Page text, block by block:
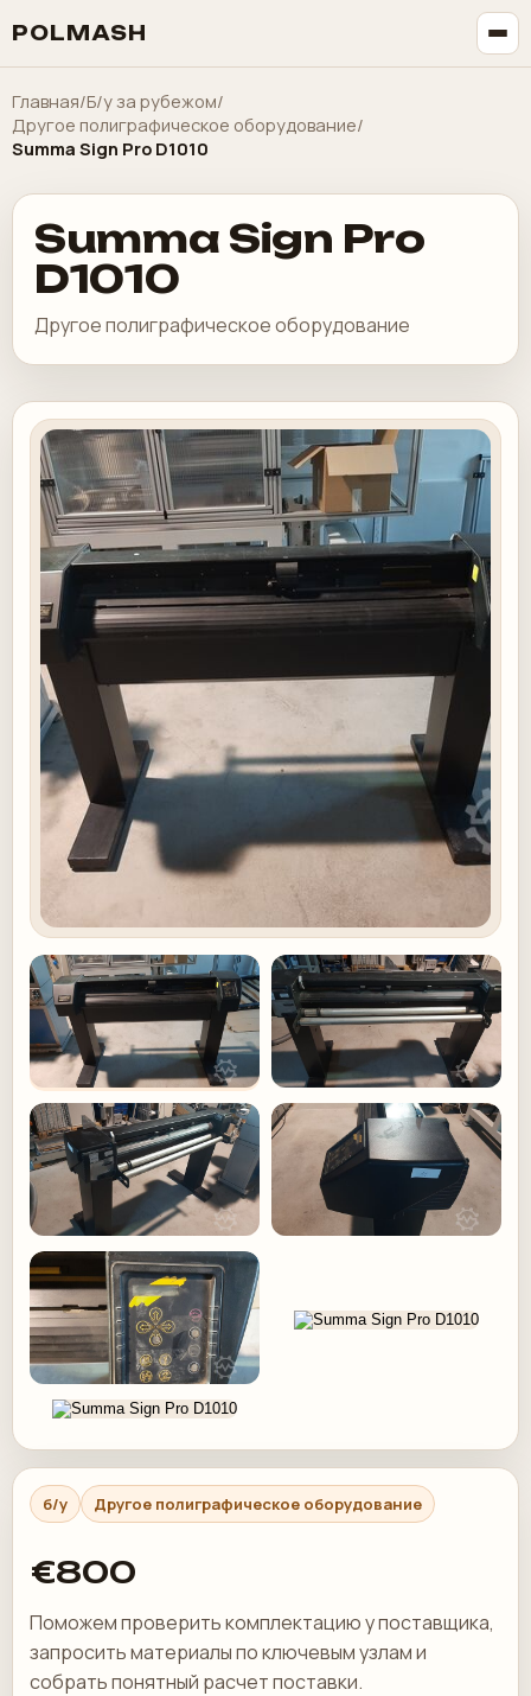
POLMASH
Главная/Б/у за рубежом/
Другое полиграфическое оборудование/
Summa Sign Pro D1010
Summa Sign Pro
D1010
Другое полиграфическое оборудование
б/у Другое полиграфическое оборудование
€800
Поможем проверить комплектацию у поставщика,
запросить материалы по ключевым узлам и
собрать понятный расчет поставки.